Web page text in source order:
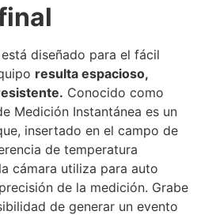
diseñado para el fácil
resulta espacioso,
Conocido como
Medición Instantánea es un
insertado en el campo de
de temperatura
cámara utiliza para auto
de la medición. Grabe
de generar un evento